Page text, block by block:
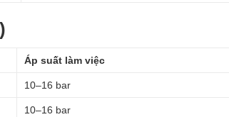
Áp suất làm việc
10–16 bar
10–16 bar